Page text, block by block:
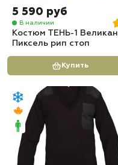
5 590 руб
В наличии
Костюм ТЕНЬ-1 Великан
Пиксель рип стоп
Купить